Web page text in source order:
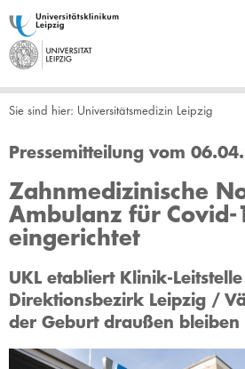
Sie sind hier: Universitätsmedizin Leipzig
Pressemitteilung vom
Zahnmedizinische
Ambulanz für Covid-
eingerichtet
UKL etabliert Klinik-
Direktionsbezirk Leipzig /
der Geburt draußen bleiben